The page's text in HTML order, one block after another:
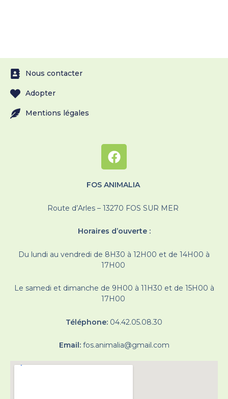
Nous contacter
Adopter
Mentions légales
FOS ANIMALIA
Route d’Arles – 13270 FOS SUR MER
Horaires d’ouverte :
Du lundi au vendredi de 8H30 à 12H00 et de 14H00 à
17H00
Le samedi et dimanche de 9H00 à 11H30 et de 15H00 à
17H00
Téléphone: 04.42.05.08.30
Email: fos.animalia@gmail.com